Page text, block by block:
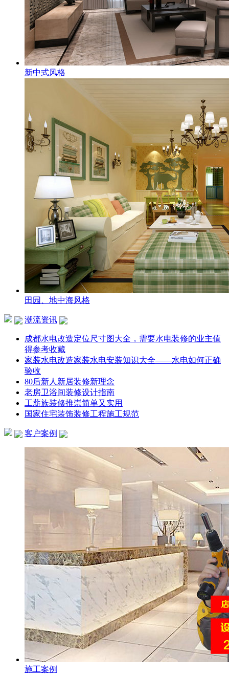
新中式风格
田园、地中海风格
潮流资讯
成都水电改造定位尺寸图大全，需要水电装修的业主值
得参考收藏
家装水电改造家装水电安装知识大全——水电如何正确
验收
80后新人新居装修新理念
老房卫浴间装修设计指南
工薪族装修推崇简单又实用
国家住宅装饰装修工程施工规范
客户案例
施工案例